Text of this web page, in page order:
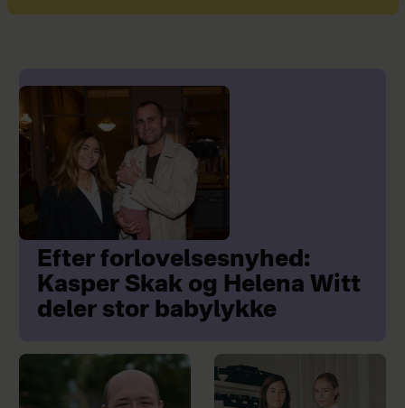
Efter forlovelsesnyhed:
Kasper Skak og Helena Witt
deler stor babylykke